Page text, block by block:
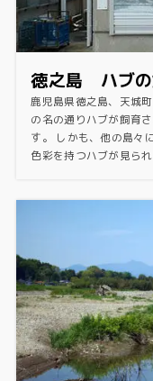
徳之島 ハブ
鹿児島県徳之島、天城
の名の通りハブが飼育
す。 しかも、他の島々
色彩を持つハブが見ら